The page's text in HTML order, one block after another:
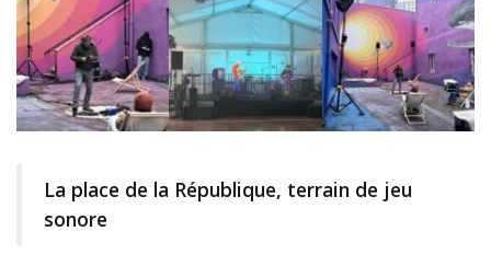
La place de la République, terrain de jeu
sonore